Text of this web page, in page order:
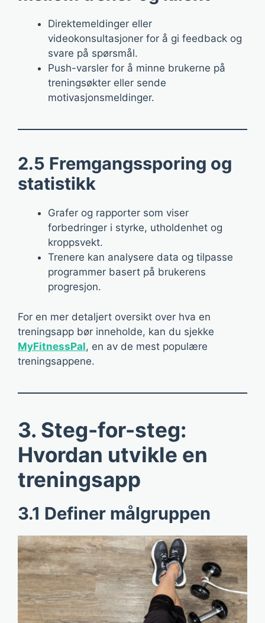
Direktemeldinger eller
videokonsultasjoner for å gi feedback og
svare på spørsmål.
Push-varsler for å minne brukerne på
treningsøkter eller sende
motivasjonsmeldinger.
2.5 Fremgangssporing og
statistikk
Grafer og rapporter som viser
forbedringer i styrke, utholdenhet og
kroppsvekt.
Trenere kan analysere data og tilpasse
programmer basert på brukerens
progresjon.
For en mer detaljert oversikt over hva en
treningsapp bør inneholde, kan du sjekke
MyFitnessPal, en av de mest populære
treningsappene.
3. Steg-for-steg:
Hvordan utvikle en
treningsapp
3.1 Definer målgruppen